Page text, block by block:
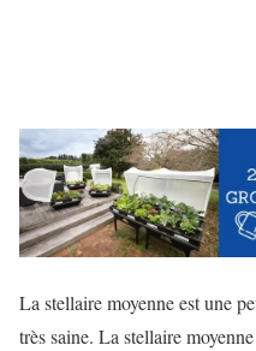
La stellaire moyenne est une
très saine. La stellaire